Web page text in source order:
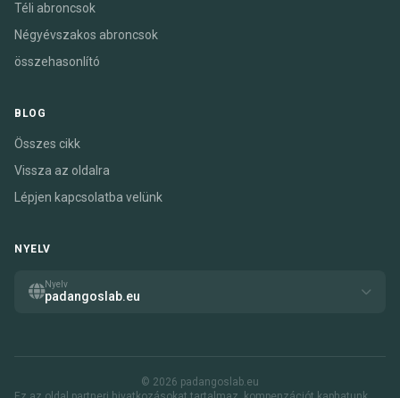
Téli abroncsok
Négyévszakos abroncsok
összehasonlító
BLOG
Összes cikk
Vissza az oldalra
Lépjen kapcsolatba velünk
NYELV
Nyelv
padangoslab.eu
© 2026 padangoslab.eu